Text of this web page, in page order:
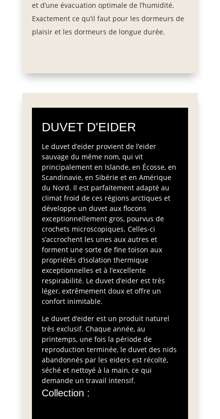
et d’une évacuation optimale de l’humidité.
Exactement ce qu’il faut pour les dormeurs de
plaisir et les dormeurs de longue durée.
DUVET D'EIDER
Le duvet d’eider provient de l’eider
sauvage du même nom, qui vit
principalement en Islande, en Écosse, en
Scandinavie, en Sibérie et en Amérique
du Nord. Il est parfaitement adapté au
climat froid de ces régions arctiques et
développe un duvet aux flocons
exceptionnellement gros, pourvus de
crochets microscopiques. Celles-ci
s’accrochent les unes aux autres et
forment une sorte de fine toison aux
propriétés d’isolation thermique
exceptionnelles et à l’excellente
respirabilité. Le duvet d’eider est très
léger, extrêmement doux et offre un
confort inimitable.
Le duvet d’eider est un produit naturel
très exclusif. Chaque année, au
printemps, une fois la période de
reproduction terminée, le duvet des nids
abandonnés par les eiders est récolté,
séché et nettoyé à la main, ce qui
demande un travail intensif.
Collection :